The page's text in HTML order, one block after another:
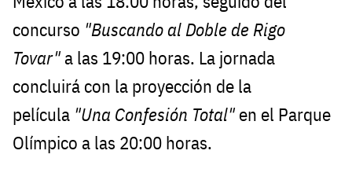
concurso "Buscando al Doble de Rigo
Tovar" a las 19:00 horas. La jornada
concluirá con la proyección de la
película "Una Confesión Total" en el Parque
Olímpico a las 20:00 horas.